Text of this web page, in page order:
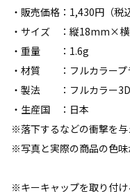
・販売価格：1,430円（税込
・サイズ ：縦18mm×
・重量 ：1.6g
・材質 ：フルカラープ
・製法 ：フルカラー3D
・生産国 ：日本
※落下するなどの衝撃を与
※写真と実際の商品の色味
※キーキャップを取り付